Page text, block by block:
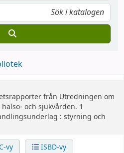
från Utredningen om
och sjukvården. 1
: styrning och
vy ISBD-vy